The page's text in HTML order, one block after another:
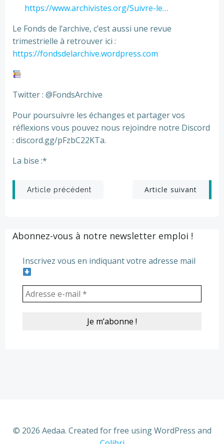
https://www.archivistes.org/Suivre-le…
Le Fonds de l’archive, c’est aussi une revue
trimestrielle à retrouver ici :
https://fondsdelarchive.wordpress.com
Twitter : @FondsArchive
Pour poursuivre les échanges et partager vos
réflexions vous pouvez nous rejoindre notre Discord
: discord.gg/pFzbC22KTa.
La bise :*
Post
Article précédent
PostArticle suivant
Abonnez-vous à notre newsletter emploi !
Inscrivez vous en indiquant votre adresse mail
© 2026 Aedaa. Created for free using WordPress and